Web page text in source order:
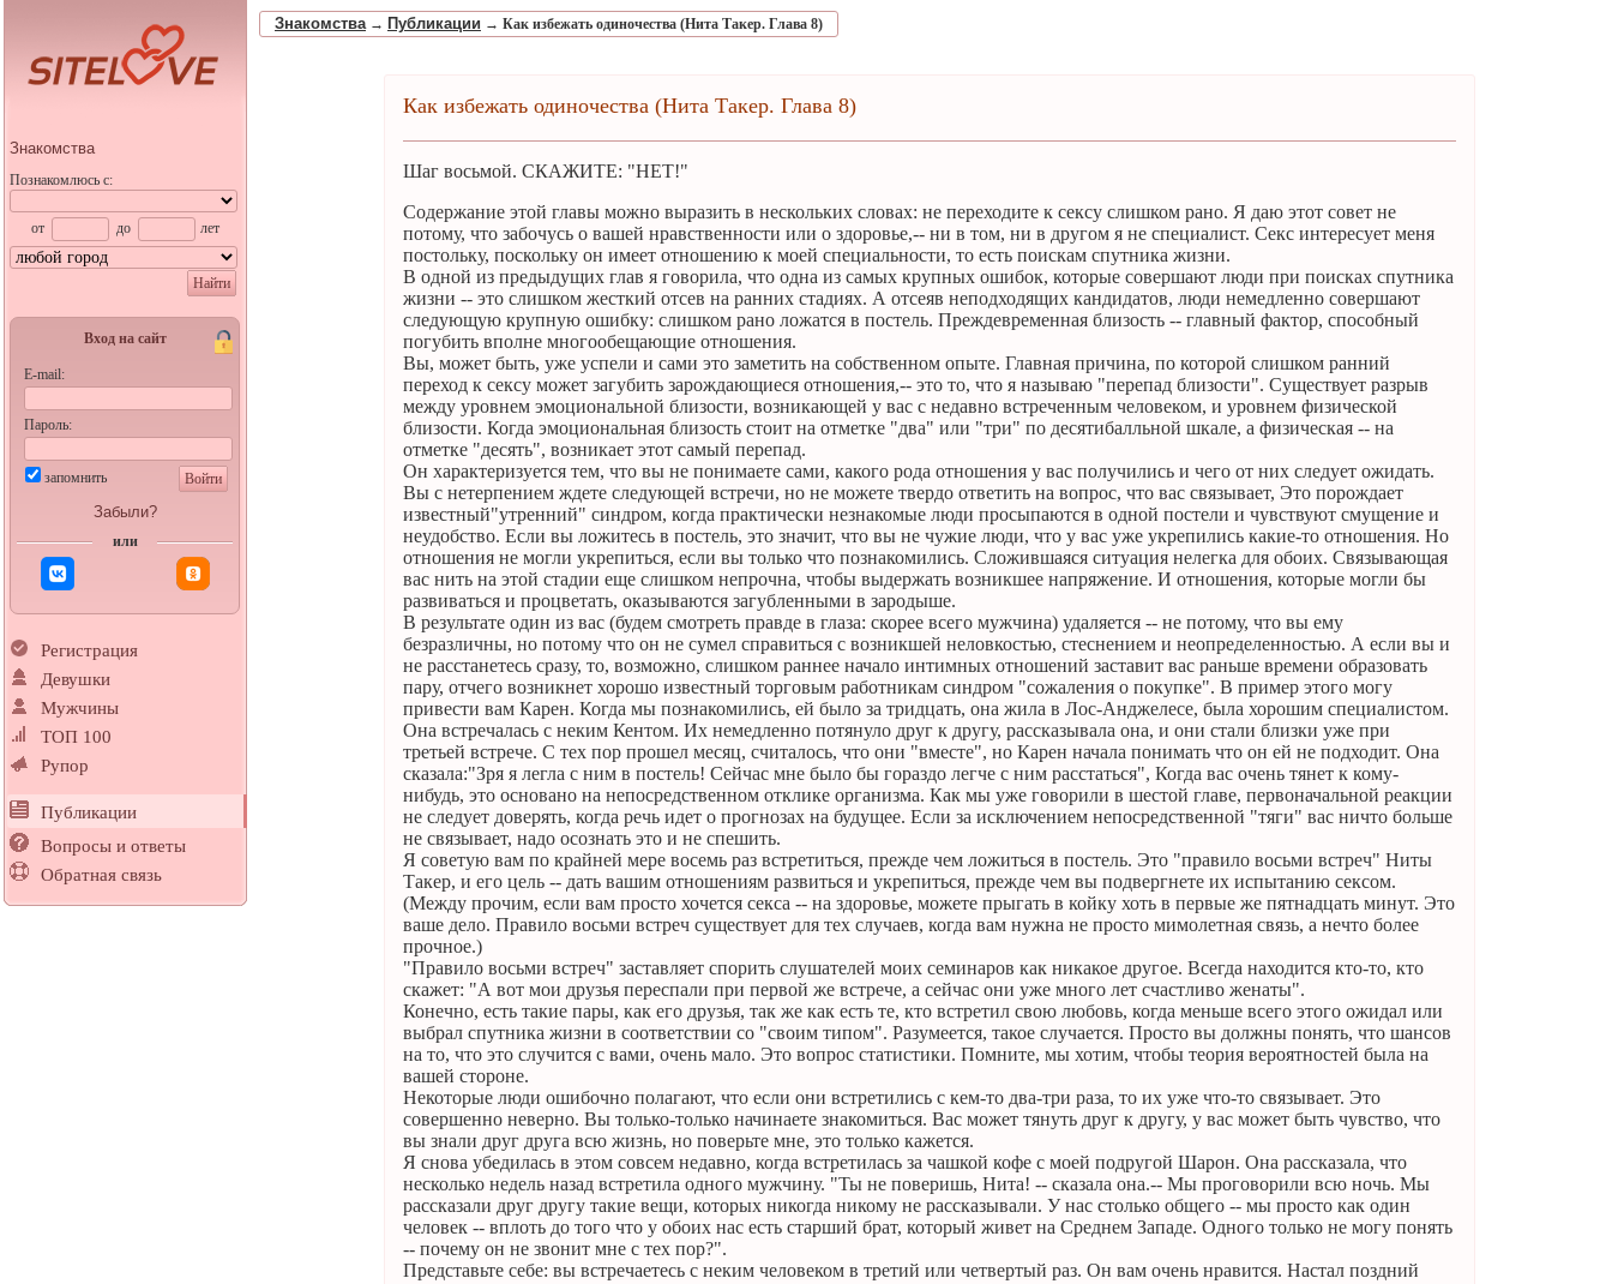
Знакомства
Познакомлюсь с:
от до лет
Найти
Вход на сайт
E-mail:
Пароль:
запомнить Войти
Забыли?
или
Регистрация
Девушки
Мужчины
ТОП 100
Рупор
Публикации
Вопросы и ответы
Обратная связь
Знакомства→ Публикации → Как избежать одиночества (Нита Такер. Глава 8)
Как избежать одиночества (Нита Такер. Глава 8)
Шаг восьмой. СКАЖИТЕ: "НЕТ!"
Содержание этой главы можно выразить в нескольких словах: не переходите к сексу слишком рано. Я даю этот совет не
потому, что забочусь о вашей нравственности или о здоровье,-- ни в том, ни в другом я не специалист. Секс интересует меня
постольку, поскольку он имеет отношению к моей специальности, то есть поискам спутника жизни.
В одной из предыдущих глав я говорила, что одна из самых крупных ошибок, которые совершают люди при поисках спутника
жизни -- это слишком жесткий отсев на ранних стадиях. А отсеяв неподходящих кандидатов, люди немедленно совершают
следующую крупную ошибку: слишком рано ложатся в постель. Преждевременная близость -- главный фактор, способный
погубить вполне многообещающие отношения.
Вы, может быть, уже успели и сами это заметить на собственном опыте. Главная причина, по которой слишком ранний
переход к сексу может загубить зарождающиеся отношения,-- это то, что я называю "перепад близости". Существует разрыв
между уровнем эмоциональной близости, возникающей у вас с недавно встреченным человеком, и уровнем физической
близости. Когда эмоциональная близость стоит на отметке "два" или "три" по десятибалльной шкале, а физическая -- на
отметке "десять", возникает этот самый перепад.
Он характеризуется тем, что вы не понимаете сами, какого рода отношения у вас получились и чего от них следует ожидать.
Вы с нетерпением ждете следующей встречи, но не можете твердо ответить на вопрос, что вас связывает, Это порождает
известный"утренний" синдром, когда практически незнакомые люди просыпаются в одной постели и чувствуют смущение и
неудобство. Если вы ложитесь в постель, это значит, что вы не чужие люди, что у вас уже укрепились какие-то отношения. Но
отношения не могли укрепиться, если вы только что познакомились. Сложившаяся ситуация нелегка для обоих. Связывающая
вас нить на этой стадии еще слишком непрочна, чтобы выдержать возникшее напряжение. И отношения, которые могли бы
развиваться и процветать, оказываются загубленными в зародыше.
В результате один из вас (будем смотреть правде в глаза: скорее всего мужчина) удаляется -- не потому, что вы ему
безразличны, но потому что он не сумел справиться с возникшей неловкостью, стеснением и неопределенностью. А если вы и
не расстанетесь сразу, то, возможно, слишком раннее начало интимных отношений заставит вас раньше времени образовать
пару, отчего возникнет хорошо известный торговым работникам синдром "сожаления о покупке". В пример этого могу
привести вам Карен. Когда мы познакомились, ей было за тридцать, она жила в Лос-Анджелесе, была хорошим специалистом.
Она встречалась с неким Кентом. Их немедленно потянуло друг к другу, рассказывала она, и они стали близки уже при
третьей встрече. С тех пор прошел месяц, считалось, что они "вместе", но Карен начала понимать что он ей не подходит. Она
сказала:"Зря я легла с ним в постель! Сейчас мне было бы гораздо легче с ним расстаться", Когда вас очень тянет к кому-
нибудь, это основано на непосредственном отклике организма. Как мы уже говорили в шестой главе, первоначальной реакции
не следует доверять, когда речь идет о прогнозах на будущее. Если за исключением непосредственной "тяги" вас ничто больше
не связывает, надо осознать это и не спешить.
Я советую вам по крайней мере восемь раз встретиться, прежде чем ложиться в постель. Это "правило восьми встреч" Ниты
Такер, и его цель -- дать вашим отношениям развиться и укрепиться, прежде чем вы подвергнете их испытанию сексом.
(Между прочим, если вам просто хочется секса -- на здоровье, можете прыгать в койку хоть в первые же пятнадцать минут. Это
ваше дело. Правило восьми встреч существует для тех случаев, когда вам нужна не просто мимолетная связь, а нечто более
прочное.)
"Правило восьми встреч" заставляет спорить слушателей моих семинаров как никакое другое. Всегда находится кто-то, кто
скажет: "А вот мои друзья переспали при первой же встрече, а сейчас они уже много лет счастливо женаты".
Конечно, есть такие пары, как его друзья, так же как есть те, кто встретил свою любовь, когда меньше всего этого ожидал или
выбрал спутника жизни в соответствии со "своим типом". Разумеется, такое случается. Просто вы должны понять, что шансов
на то, что это случится с вами, очень мало. Это вопрос статистики. Помните, мы хотим, чтобы теория вероятностей была на
вашей стороне.
Некоторые люди ошибочно полагают, что если они встретились с кем-то два-три раза, то их уже что-то связывает. Это
совершенно неверно. Вы только-только начинаете знакомиться. Вас может тянуть друг к другу, у вас может быть чувство, что
вы знали друг друга всю жизнь, но поверьте мне, это только кажется.
Я снова убедилась в этом совсем недавно, когда встретилась за чашкой кофе с моей подругой Шарон. Она рассказала, что
несколько недель назад встретила одного мужчину. "Ты не поверишь, Нита! -- сказала она.-- Мы проговорили всю ночь. Мы
рассказали друг другу такие вещи, которых никогда никому не рассказывали. У нас столько общего -- мы просто как один
человек -- вплоть до того что у обоих нас есть старший брат, который живет на Среднем Западе. Одного только не могу понять
-- почему он не звонит мне с тех пор?".
Представьте себе: вы встречаетесь с неким человеком в третий или четвертый раз. Он вам очень нравится. Настал поздний